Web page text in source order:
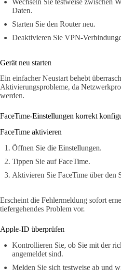
Daten.
Starten Sie den Router neu.
Deaktivieren Sie VPN-
Gerät neu starten
Ein einfacher Neustart behebt
Aktivierungsprobleme, da
werden.
FaceTime-Einstellungen korrekt
FaceTime aktivieren
Öffnen Sie die Einstellungen.
Tippen Sie auf FaceTime.
Aktivieren Sie FaceTime über den
Erscheint die Fehlermeldung sofort
tiefergehendes Problem vor.
Apple-ID überprüfen
Kontrollieren Sie, ob Sie mit der
angemeldet sind.
Melden Sie sich testweise ab und